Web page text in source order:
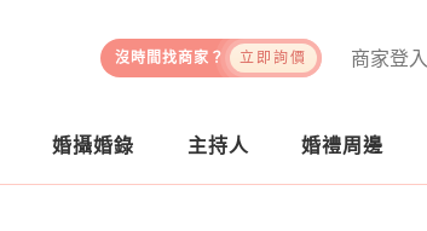
商家登入
沒時間找商家？ 立即詢價
婚攝婚錄 主持人 婚禮周邊